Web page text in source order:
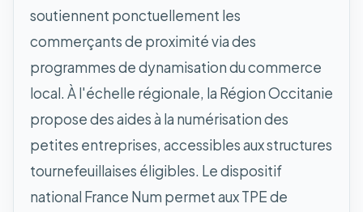
soutiennent ponctuellement les
commerçants de proximité via des
programmes de dynamisation du commerce
local. À l'échelle régionale, la Région Occitanie
propose des aides à la numérisation des
petites entreprises, accessibles aux structures
tournefeuillaises éligibles. Le dispositif
national France Num permet aux TPE de